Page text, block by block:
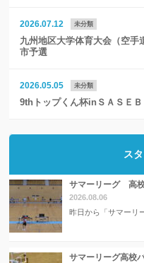
2026.07.12 未分類
九州地区大学体育大会（空手
市予選
2026.05.05 未分類
9thトップくん杯inＳＡＳＥ
ス
サマーリーグ 高校
2026.08.06
昨日から「サマーリ
サマーリーグ高校